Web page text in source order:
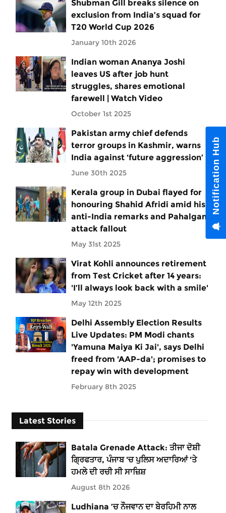
Shubman Gill breaks silence on
exclusion from India’s squad for
T20 World Cup 2026
January 10th 2026
Indian woman Ananya Joshi
leaves US after job hunt
struggles, shares emotional
farewell | Watch Video
October 1st 2025
Pakistan army chief defends
terror groups in Kashmir, warns
India against ‘future aggression’
June 30th 2025
Kerala group in Dubai flayed for
honouring Shahid Afridi amid his
anti-India remarks and Pahalgam
attack fallout
May 31st 2025
Virat Kohli announces retirement
from Test Cricket after 14 years:
'I’ll always look back with a smile'
May 12th 2025
Delhi Assembly Election Results
Live Updates: PM Modi chants
'Yamuna Maiya Ki Jai', says Delhi
freed from 'AAP-da'; promises to
repay win with development
February 8th 2025
Latest Stories
Batala Grenade Attack: ਤੀਜਾ ਦੋਸ਼ੀ
ਗ੍ਰਿਫਤਾਰ, ਪੰਜਾਬ 'ਚ ਪੁਲਿਸ ਅਦਾਰਿਆਂ 'ਤੇ
ਹਮਲੇ ਦੀ ਰਚੀ ਸੀ ਸਾਜ਼ਿਸ਼
August 8th 2026
Ludhiana ’ਚ ਨੌਜਵਾਨ ਦਾ ਬੇਰਹਿਮੀ ਨਾਲ
Notification Hub